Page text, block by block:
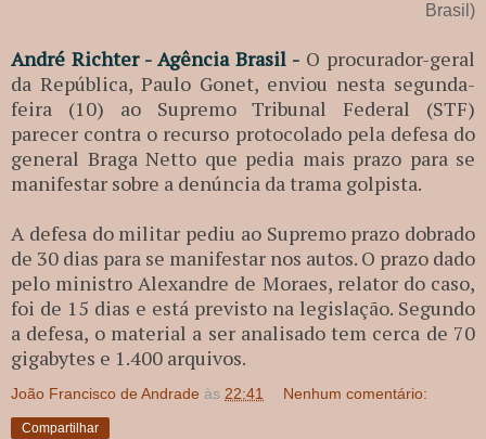
Brasil)
André Richter - Agência Brasil - O procurador-geral
da República, Paulo Gonet, enviou nesta segunda-
feira (10) ao Supremo Tribunal Federal (STF)
parecer contra o recurso protocolado pela defesa do
general Braga Netto que pedia mais prazo para se
manifestar sobre a denúncia da trama golpista.
A defesa do militar pediu ao Supremo prazo dobrado
de 30 dias para se manifestar nos autos. O prazo dado
pelo ministro Alexandre de Moraes, relator do caso,
foi de 15 dias e está previsto na legislação. Segundo
a defesa, o material a ser analisado tem cerca de 70
gigabytes e 1.400 arquivos.
João Francisco de Andrade às 22:41 Nenhum comentário:
Compartilhar